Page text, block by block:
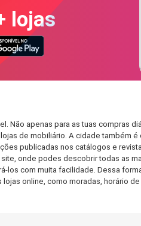
lojas
apenas para as tuas compras
de mobiliário. A cidade também
publicadas nos catálogos e
onde podes descobrir todas as
com muita facilidade. Dessa
online, como moradas, horário